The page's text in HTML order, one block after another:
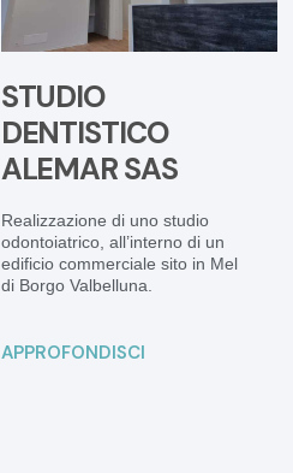
STUDIO
DENTISTICO
ALEMAR SAS
Realizzazione di uno studio
odontoiatrico, all’interno di un
edificio commerciale sito in Mel
di Borgo Valbelluna.
APPROFONDISCI